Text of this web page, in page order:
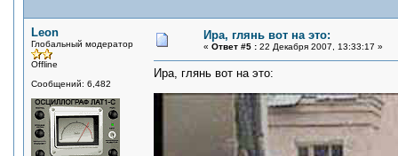
Leon
Глобальный модератор
Offline
Сообщений: 6,482
Ира, глянь вот на это:
« Ответ #5 : 22 Декабря 2007, 13:33:17 »
Ира, глянь вот на это: